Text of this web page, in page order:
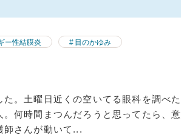
ー性結膜炎 目のかゆみ
。土曜日近くの空いてる眼科を調べた
何時間まつんだろうと思ってたら、意
師さんが動いて...